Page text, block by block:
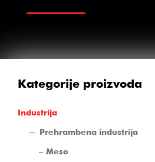
Kategorije proizvoda
Industrija
Prehrambena industrija
Meso